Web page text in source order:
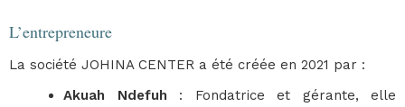
L’entrepreneure
La société JOHINA CENTER a été créée en 2021 par :
Akuah Ndefuh : Fondatrice et gérante, elle